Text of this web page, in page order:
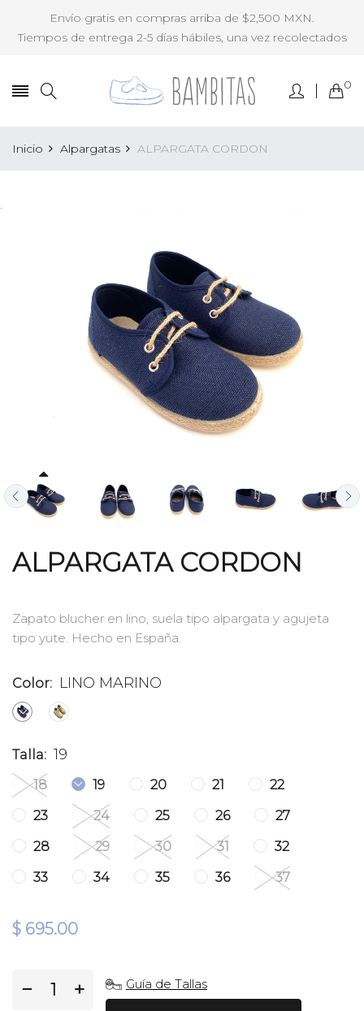
Envío gratis en compras arriba de $2,500 MXN.
Tiempos de entrega 2-5 días hábiles, una vez recolectados
0
Inicio Alpargatas ALPARGATA CORDON
.
ALPARGATA CORDON
Zapato blucher en lino, suela tipo alpargata y agujeta
tipo yute. Hecho en España.
Color: LINO MARINO
Talla: 19
18 19 20 21
22
23
24 25 26
27
28
29 30 31
32
33
34 35 36 37
$ 695.00
− + Guía de Tallas